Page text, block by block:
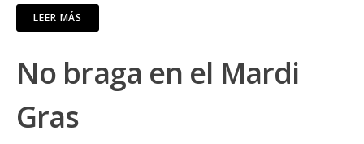
LEER MÁS
No braga en el Mardi
Gras